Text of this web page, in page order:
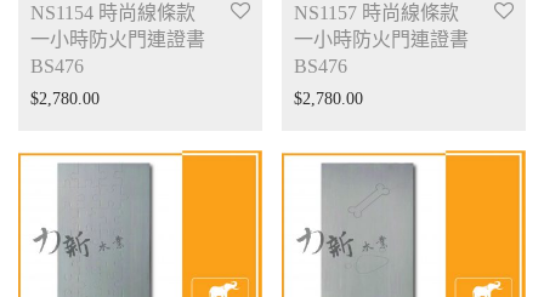
NS1154 時尚線條款
一小時防火門連證書
BS476
$2,780.00
NS1157 時尚線條款
一小時防火門連證書
BS476
$2,780.00